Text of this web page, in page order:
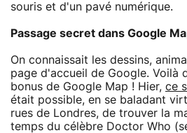
souris et d'un pavé numérique.
Passage secret dans Google
On connaissait les dessins,
page d'accueil de Google. Voilà
bonus de Google Map ! Hier, ce
était possible, en se baladant
rues de Londres, de trouver la
temps du célèbre Doctor Who